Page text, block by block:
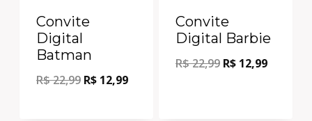
Convite
Digital
Batman
R$22,99 R$ 12,99
Convite
Digital Barbie
R$22,99 R$ 12,99